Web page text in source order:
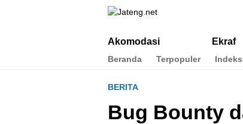
Portal Media Anak Muda Jawa
Akomodasi Ekraf
Beranda Terpopuler Indeks
BERITA
Bug Bounty